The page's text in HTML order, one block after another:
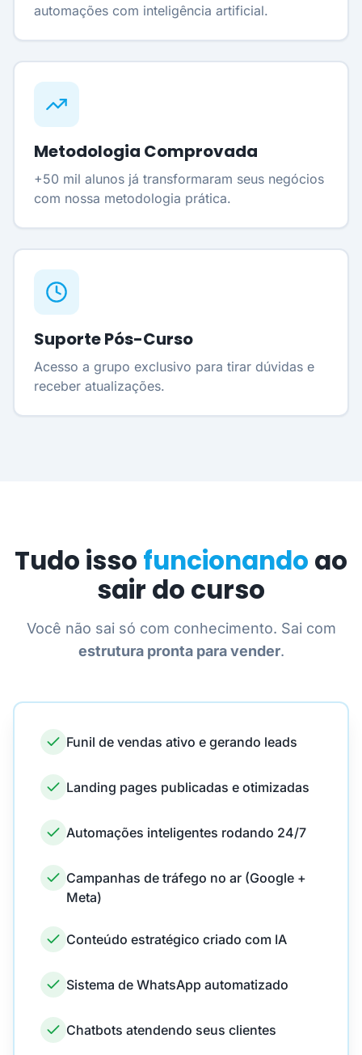
automações com inteligência artificial.
Metodologia Comprovada
+50 mil alunos já transformaram seus negócios
com nossa metodologia prática.
Suporte Pós-Curso
Acesso a grupo exclusivo para tirar dúvidas e
receber atualizações.
Tudo isso funcionando ao
sair do curso
Você não sai só com conhecimento. Sai com
estrutura pronta para vender.
Funil de vendas ativo e gerando leads
Landing pages publicadas e otimizadas
Automações inteligentes rodando 24/7
Campanhas de tráfego no ar (Google +
Meta)
Conteúdo estratégico criado com IA
Sistema de WhatsApp automatizado
Chatbots atendendo seus clientes